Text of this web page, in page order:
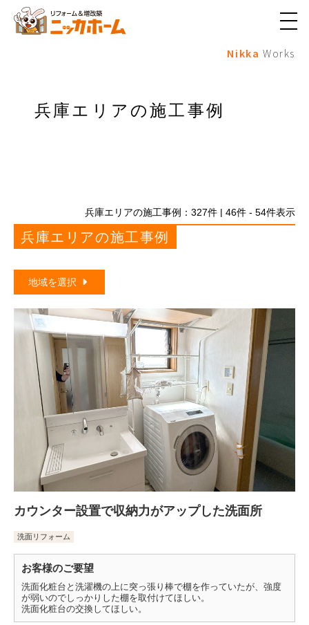
メ
ュ
Nikka Works
兵庫エリアの施工事例
兵庫エリアの施工事例： 327件 | 46件 - 54件表示
兵庫エリアの施工事例
地域を選択
カウンター設置で収納力がアップした洗面所
洗面リフォーム
お客様のご要望
洗面化粧台と洗濯機の上に突っ張り棒で棚を作っていたが、強度
が弱いのでしっかりした棚を取付けてほしい。
洗面化粧台の交換してほしい。